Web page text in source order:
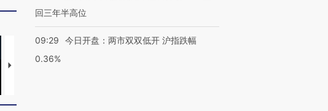
马航飞行员跨国走私7万
回三年半高位
09:29
今日开盘：两市双双低开 沪指跌幅
0.36%